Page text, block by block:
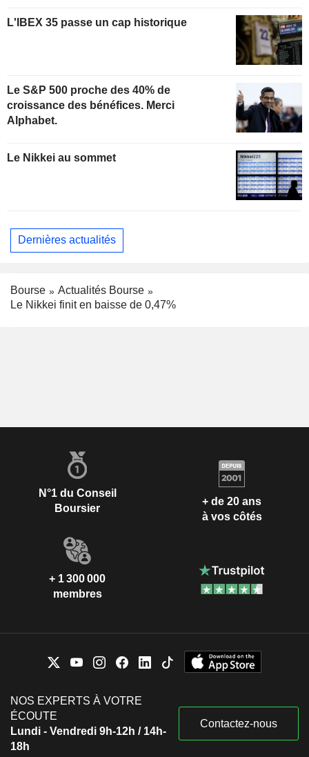
L'IBEX 35 passe un cap historique
Le S&P 500 proche des 40% de
croissance des bénéfices. Merci
Alphabet.
Le Nikkei au sommet
Dernières actualités
Bourse
Actualités Bourse
Le Nikkei finit en baisse de 0,47%
N°1 du Conseil
Boursier
+ de 20 ans
à vos côtés
+ 1 300 000
membres
NOS EXPERTS À VOTRE
ÉCOUTE
Lundi - Vendredi 9h-12h / 14h-
18h
Contactez-nous